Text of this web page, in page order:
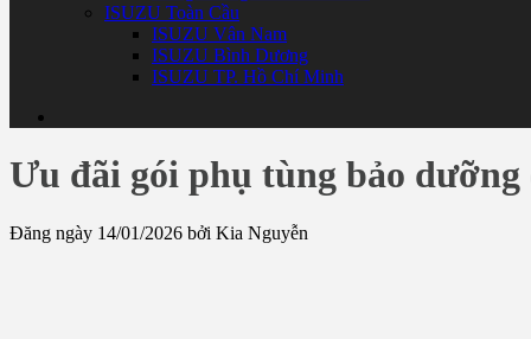
ISUZU Toàn Cầu
ISUZU Vân Nam
ISUZU Bình Dương
ISUZU TP. Hồ Chí Minh
Ưu đãi gói phụ tùng bảo
Đăng ngày 14/01/2026 bởi Kia Nguyễn